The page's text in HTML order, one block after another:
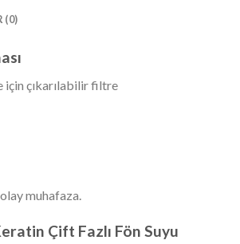
(0)
için çıkarılabilir filtre
muhafaza.
Çift Fazlı Fön Suyu